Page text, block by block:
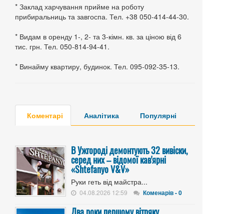
* Заклад харчування прийме на роботу
прибиральниць та завгоспа. Тел. +38 050-414-44-30.
* Видам в оренду 1-, 2- та 3-кімн. кв. за ціною від 6
тис. грн. Тел. 050-814-94-41.
* Винайму квартиру, будинок. Тел. 095-092-35-13.
Коментарі Аналітика Популярні
В Ужгороді демонтують 32 вивіски,
серед них – відомої кав'ярні
«Shtefanyo V&V»
Руки геть від майстра...
04.08.2026 12:59 Коменарів - 0